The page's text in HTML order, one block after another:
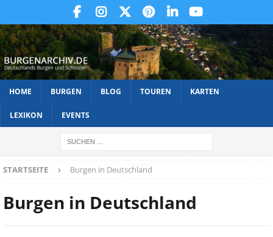
HOME BURGEN BLOG TOUREN KARTEN
LEXIKON EVENTS
STARTSEITE Burgen in Deutschland
Burgen in Deutschland